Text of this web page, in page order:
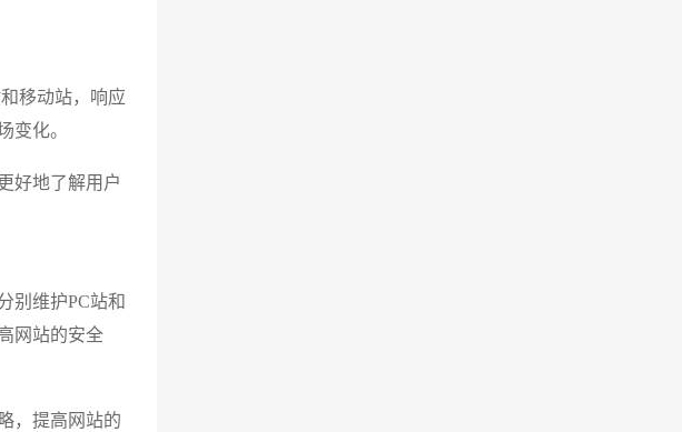
移动站，响应
变化。
好地了解用户
别维护PC站和
网站的安全
，提高网站的